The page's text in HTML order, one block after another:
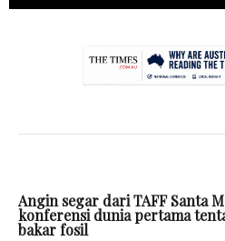
Angin segar dari TAFF Santa
konferensi dunia pertama
bakar fosil